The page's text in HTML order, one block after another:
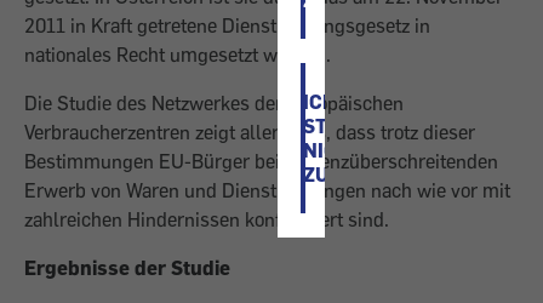
ICH
STIMME
NICHT
ZU
2011 in Kraft getretene Dienstleistungsgesetz in
nationales Recht umgesetzt worden.
Die Studie des Netzwerkes der Europäischen
Verbraucherzentren zeigt allerdings, dass trotz dieser
Bestimmungen EU-Bürger beim grenzüberschreitenden
Erwerb von Waren und Dienstleistungen nach wie vor mit
zahlreichen Hindernissen konfrontiert sind.
Ergebnisse der Studie